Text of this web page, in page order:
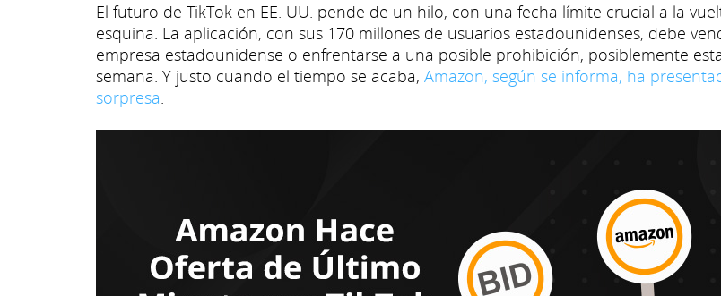
El futuro de TikTok en EE. UU. pende de un hilo, con una fecha límite crucial a la
esquina. La aplicación, con sus 170 millones de usuarios estadounidenses, debe
empresa estadounidense o enfrentarse a una posible prohibición, posiblemente
semana. Y justo cuando el tiempo se acaba, Amazon, según se informa, ha
sorpresa.